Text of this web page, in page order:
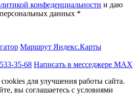
конфеденциальности и даю
данных *
Маршрут Яндекс.Карты
35-68 Написать в месседжере МАХ
для улучшения работы сайта.
вы соглашаетесь с условиями